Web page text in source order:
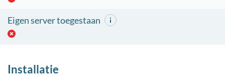
Eigen server toegestaan
Installatie